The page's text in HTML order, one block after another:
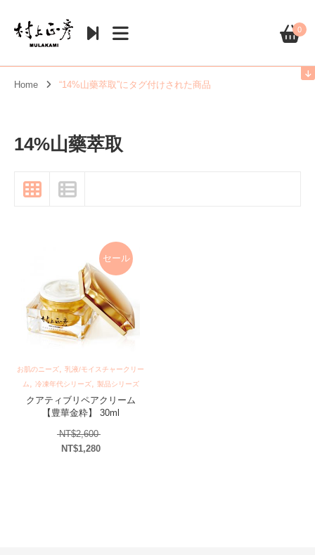
0
Home “14%山藥萃取”にタグ付けされた商品
14%山藥萃取
セール
お肌のニーズ, 乳液/モイスチャークリー
ム, 冷凍年代シリーズ, 製品シリーズ
クアティブリペアクリーム
【豊華金粋】 30ml
NT$2,600元の価格は NT$2,600 でした。
NT$1,280